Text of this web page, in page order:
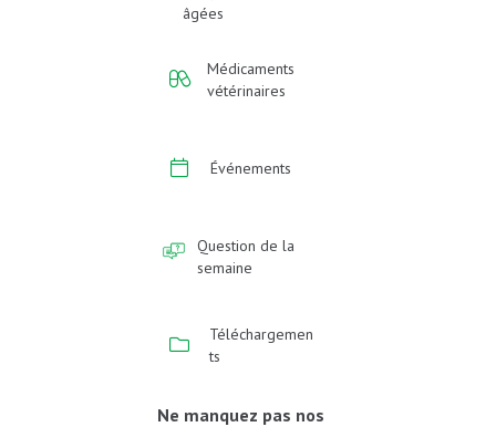
âgées
Médicaments
vétérinaires
Événements
Question de la
semaine
Téléchargemen
ts
Ne manquez pas nos